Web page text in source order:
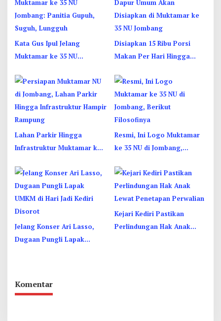
Kata Gus Ipul Jelang
Muktamar ke 35 NU
Suguh, Lungguh
Disiapkan 15 Ribu Porsi
Makan Per Hari Hingga
ke 35 NU Jombang
Lahan Parkir Hingga
Infrastruktur Muktamar ke
Rampung
Resmi, Ini Logo Muktamar
ke 35 NU di Jombang,
Jelang Konser Ari Lasso,
Dugaan Pungli Lapak
Kejari Kediri Pastikan
Perlindungan Hak Anak
Komentar